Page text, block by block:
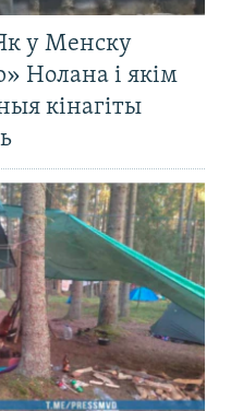
у Менску
Нолана і якім
кінагіты